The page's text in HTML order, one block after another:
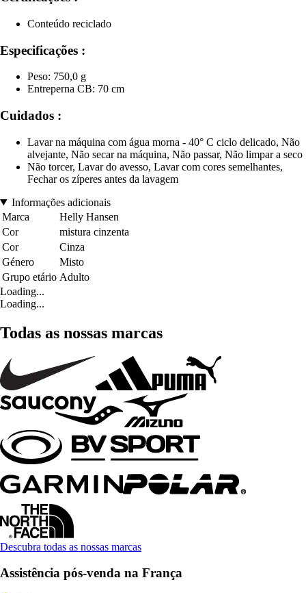
Conteúdo reciclado
Especificações :
Peso: 750,0 g
Entreperna CB: 70 cm
Cuidados :
Lavar na máquina com água morna - 40° C ciclo delicado, Não
alvejante, Não secar na máquina, Não passar, Não limpar a seco
Não torcer, Lavar do avesso, Lavar com cores semelhantes,
Fechar os zíperes antes da lavagem
Informações adicionais
Marca
Helly Hansen
Cor
mistura cinzenta
Cor
Cinza
Género
Misto
Grupo etário Adulto
Loading...
Loading...
Todas as nossas marcas
Descubra todas as nossas marcas
Assistência pós-venda na França